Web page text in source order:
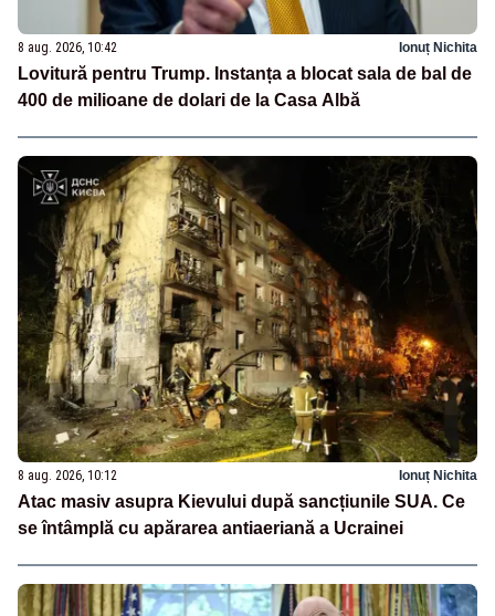
8 aug. 2026, 10:42 Ionuț Nichita
Lovitură pentru Trump. Instanța a blocat sala de bal de
400 de milioane de dolari de la Casa Albă
8 aug. 2026, 10:12 Ionuț Nichita
Atac masiv asupra Kievului după sancțiunile SUA. Ce
se întâmplă cu apărarea antiaeriană a Ucrainei